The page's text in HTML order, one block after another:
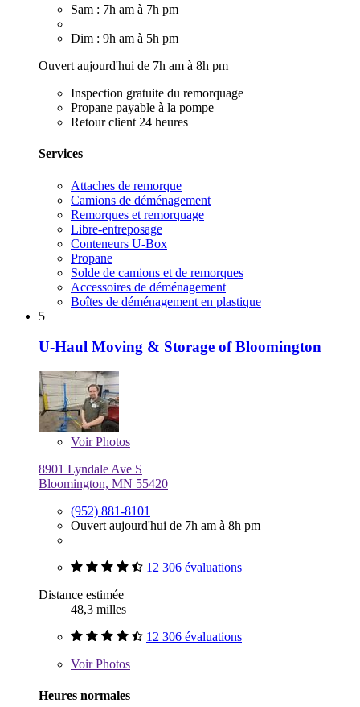
Sam : 7h am à 7h pm
Dim : 9h am à 5h pm
Ouvert aujourd'hui de 7h am à 8h pm
Inspection gratuite du remorquage
Propane payable à la pompe
Retour client 24 heures
Services
Attaches de remorque
Camions de déménagement
Remorques et remorquage
Libre-entreposage
Conteneurs U-Box
Propane
Solde de camions et de remorques
Accessoires de déménagement
Boîtes de déménagement en plastique
5
U-Haul Moving & Storage of Bloomington
VoirPhotos
8901 Lyndale Ave S
Bloomington, MN 55420
(952) 881-8101
Ouvert aujourd'hui de 7h am à 8h pm
12 306 évaluations
Distance estimée
48,3 milles
12 306 évaluations
VoirPhotos
Heures normales